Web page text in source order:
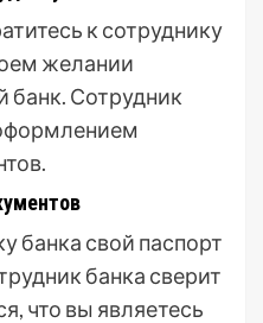
к сотруднику
желании
Сотрудник
банка свой паспорт
банка сверит
что вы являетесь